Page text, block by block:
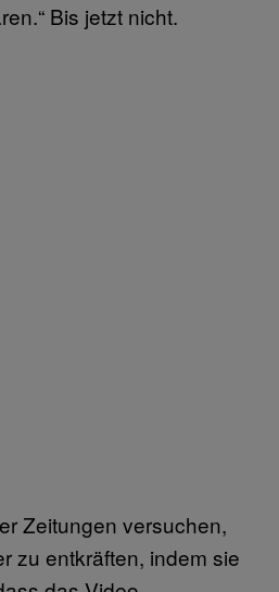
Bis jetzt nicht.
Zeitungen versuchen,
zu entkräften, indem sie